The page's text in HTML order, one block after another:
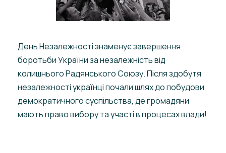
День Незалежності знаменує завершення
боротьби України за незалежність від
колишнього Радянського Союзу. Після здобутя
незалежності українці почали шлях до побудови
демократичного суспільства, де громадяни
мають право вибору та участі в процесах влади!